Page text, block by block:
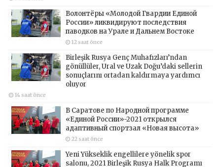
Волонтёры «Молодой Гвардии Единой
России» ликвидируют последствия
паводков на Урале и Дальнем Востоке
12 saat önce
Birleşik Rusya Genç Muhafızları’ndan
gönüllüler, Ural ve Uzak Doğu’daki sellerin
sonuçlarını ortadan kaldırmaya yardımcı
oluyor
14 saat önce
В Саратове по Народной программе
«Единой России»-2021 открылся
адаптивный спортзал «Новая высота»
22 saat önce
Yeni Yükseklik engellilere yönelik spor
salonu, 2021 Birleşik Rusya Halk Programı